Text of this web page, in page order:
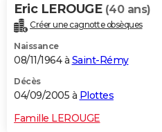
Eric LEROUGE (40 ans)
Créer une cagnotte obsèques
Naissance
08/11/1964 à Saint-Rémy
Décès
04/09/2005 à Plottes
Famille LEROUGE